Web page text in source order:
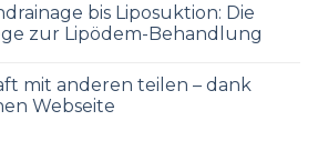
bis Liposuktion: Die
zur Lipödem-Behandlung
mit anderen teilen – dank
Webseite